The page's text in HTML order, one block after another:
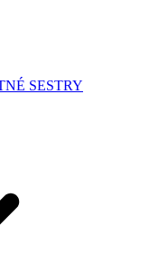
SESTRY